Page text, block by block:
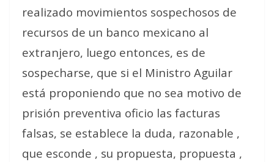
realizado movimientos sospechosos de
recursos de un banco mexicano al
extranjero, luego entonces, es de
sospecharse, que si el Ministro Aguilar
está proponiendo que no sea motivo de
prisión preventiva oficio las facturas
falsas, se establece la duda, razonable ,
que esconde , su propuesta, propuesta ,